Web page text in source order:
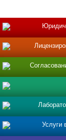
Услуги